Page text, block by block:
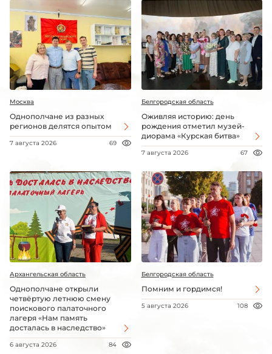
Москва
Однополчане из разных
регионов делятся опытом
7 августа 2026 69
Белгородская область
Оживляя историю: день
рождения отметил музей-
диорама «Курская битва»
7 августа 2026 67
Архангельская область
Однополчане открыли
четвёртую летнюю смену
поискового палаточного
лагеря «Нам память
досталась в наследство»
6 августа 2026 84
Белгородская область
Помним и гордимся!
5 августа 2026 108